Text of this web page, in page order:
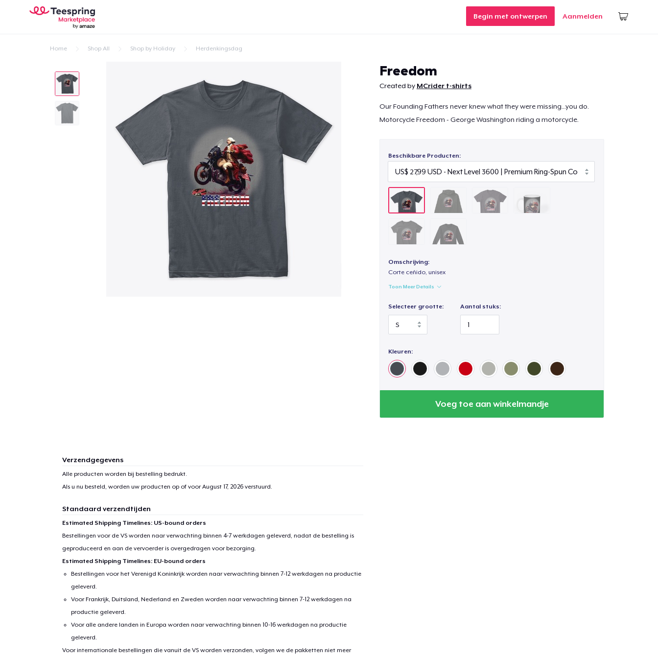
Begin met ontwerpen Aanmelden
Home Shop All Shop by Holiday Herdenkingsdag
Freedom
Created by MCrider t-shirts
Our Founding Fathers never knew what they were missing...you do.
Motorcycle Freedom - George Washington riding a motorcycle.
Beschikbare Producten:
Omschrijving:
Corte ceñido, unisex
Toon Meer Details
Selecteer grootte: Aantal stuks:
Kleuren:
Voeg toe aan winkelmandje
Verzendgegevens
Alle producten worden bij bestelling bedrukt.
Als u nu besteld, worden uw producten op of voorAugust 17, 2026verstuurd.
Standaard verzendtijden
Estimated Shipping Timelines: US-bound orders
Bestellingen voor de VS worden naar verwachting binnen 4-7 werkdagen geleverd, nadat de bestelling is
geproduceerd en aan de vervoerder is overgedragen voor bezorging.
Estimated Shipping Timelines: EU-bound orders
Bestellingen voor het Verenigd Koninkrijk worden naar verwachting binnen 7-12 werkdagen na productie
geleverd.
Voor Frankrijk, Duitsland, Nederland en Zweden worden naar verwachting binnen 7-12 werkdagen na
productie geleverd.
Voor alle andere landen in Europa worden naar verwachting binnen 10-16 werkdagen na productie
geleverd.
Voor internationale bestellingen die vanuit de VS worden verzonden, volgen we de pakketten niet meer
1
Ga door naar de Kassa
US$ 27,99
Unisex Premium Pullover Hoodie
US$ 26,99
Doorgaan